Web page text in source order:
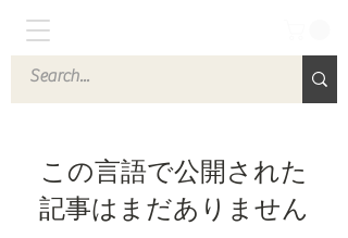
この言語で公開された
記事はまだありません